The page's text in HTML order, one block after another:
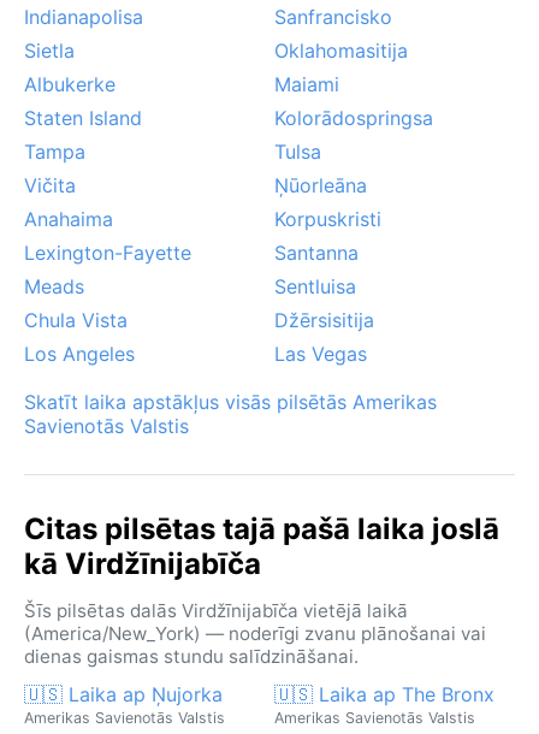
Indianapolisa
Sanfrancisko
Sietla
Oklahomasitija
Albukerke
Maiami
Staten Island
Kolorādospringsa
Tampa
Tulsa
Vičita
Ņūorleāna
Anahaima
Korpuskristi
Lexington-Fayette
Santanna
Meads
Sentluisa
Chula Vista
Džērsisitija
Los Angeles
Las Vegas
Skatīt laika apstākļus visās pilsētās Amerikas
Savienotās Valstis
Citas pilsētas tajā pašā laika joslā
kā Virdžīnijabīča
Šīs pilsētas dalās Virdžīnijabīča vietējā laikā
(America/New_York) — noderīgi zvanu plānošanai vai
dienas gaismas stundu salīdzināšanai.
🇺🇸 Laika ap Ņujorka
Amerikas Savienotās Valstis
🇺🇸 Laika ap The Bronx
Amerikas Savienotās Valstis